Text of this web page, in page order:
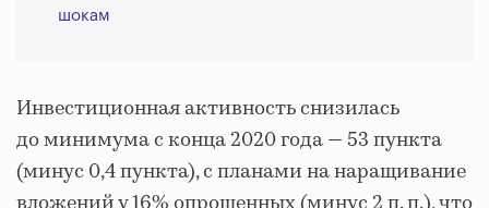
шокам
Инвестиционная активность снизилась
до минимума с конца 2020 года — 53 пункта
(минус 0,4 пункта), с планами на наращивание